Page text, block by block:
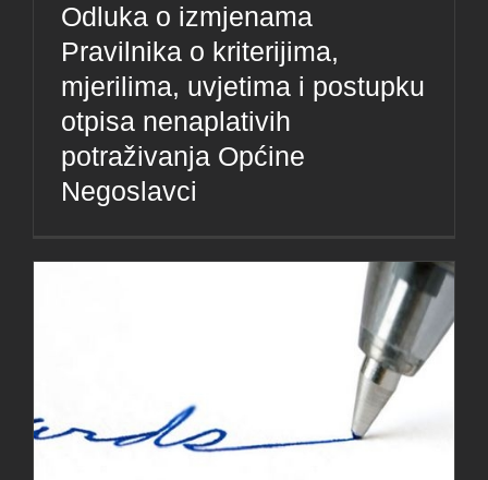
Odluka o izmjenama
Pravilnika o kriterijima,
mjerilima, uvjetima i postupku
otpisa nenaplativih
potraživanja Općine
Negoslavci